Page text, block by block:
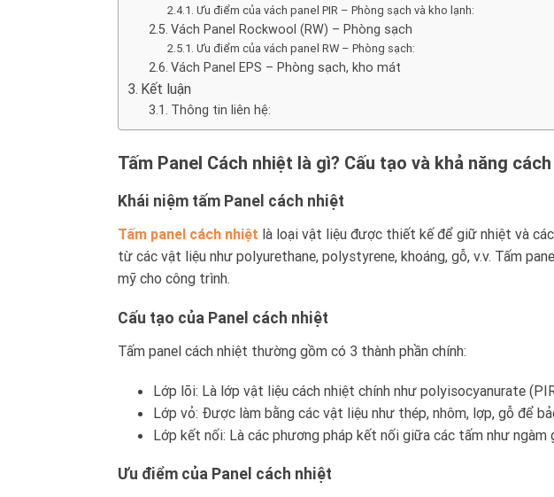
Ưu điểm của vách panel PIR – Phòng sạch và kho lạnh:
Vách Panel Rockwool (RW) – Phòng sạch
Ưu điểm của vách panel RW – Phòng sạch:
Vách Panel EPS – Phòng sạch, kho mát
Kết luận
Thông tin liên hệ:
Tấm Panel Cách nhiệt là gì? Cấu tạo và khả năng
Khái niệm tấm Panel cách nhiệt
Tấm panel cách nhiệt là loại vật liệu được thiết kế để giữ nhiệt và
từ các vật liệu như polyurethane, polystyrene, khoáng, gỗ, v.v. Tấm
mỹ cho công trình.
Cấu tạo của Panel cách nhiệt
Tấm panel cách nhiệt thường gồm có 3 thành phần chính:
Lớp lõi: Là lớp vật liệu cách nhiệt chính như polyisocyanurate
Lớp vỏ: Được làm bằng các vật liệu như thép, nhôm, lợp, gỗ để
Lớp kết nối: Là các phương pháp kết nối giữa các tấm như ngàm
Ưu điểm của Panel cách nhiệt